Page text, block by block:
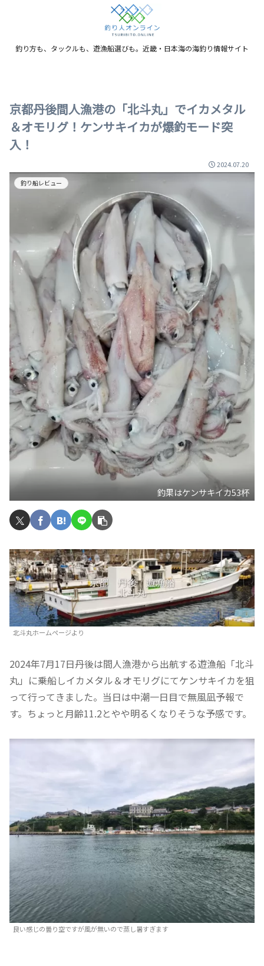
釣り方も、タックルも、遊漁船選びも。近畿・日本海の海釣り情報サイト
京都丹後間人漁港の「北斗丸」でイカメタル
＆オモリグ！ケンサキイカが爆釣モード突
入！
2024.07.20
釣り船レビュー
釣果はケンサキイカ53杯
北斗丸ホームページより
2024年7月17日丹後は間人漁港から出航する遊漁船「北斗
丸」に乗船しイカメタル＆オモリグにてケンサキイカを狙
って行ってきました。当日は中潮一日目で無風凪予報で
す。ちょっと月齢11.2とやや明るくなりそうな予感です。
良い感じの曇り空ですが風が無いので蒸し暑すぎます